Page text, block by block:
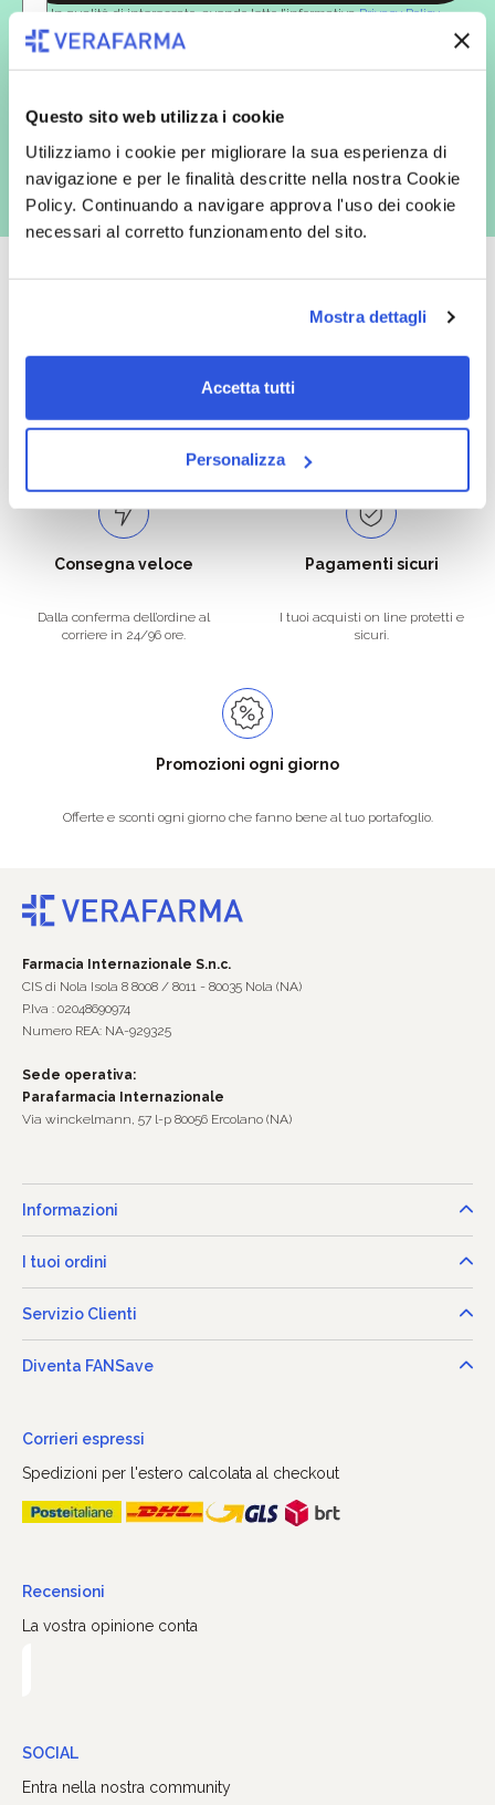
Questo sito web utilizza i cookie
Utilizziamo i cookie per migliorare la sua esperienza di
navigazione e per le finalità descritte nella nostra Cookie
Policy. Continuando a navigare approva l'uso dei cookie
necessari al corretto funzionamento del sito.
Mostra dettagli
Accetta tutti
Personalizza
In qualità di interessato, avendo letto l’informativaPrivacy Policy
redatta ai sensi del Regolamento EU 2016/679, acconsento
espressamente al trattamento dei miei dati personali per finalità
commerciali da parte di Verafarma, tra cui invio di comunicazioni
es. posta cartacea)
Catalogo prodotti ampio e completo
per soddisfare tutte le esigenze.
Con un acquisto minimo di 29.90 €
la spedizione la regaliamo noi.
Spedizioni in tutta Europa a 20€.
Consegna veloce
Dalla conferma dell’ordine al
corriere in 24/96 ore.
Pagamenti sicuri
I tuoi acquisti on line protetti e
sicuri.
Promozioni ogni giorno
Offerte e sconti ogni giorno che fanno bene al tuo portafoglio.
Farmacia Internazionale S.n.c.
CIS di Nola Isola 8 8008 / 8011 - 80035 Nola (NA)
P.Iva : 02048690974
Numero REA: NA-929325
Sede operativa:
Parafarmacia Internazionale
Via winckelmann, 57 l-p 80056 Ercolano (NA)
Informazioni
I tuoi ordini
Servizio Clienti
Diventa FANSave
Corrieri espressi
Spedizioni per l'estero calcolata al checkout
Recensioni
La vostra opinione conta
SOCIAL
Entra nella nostra community